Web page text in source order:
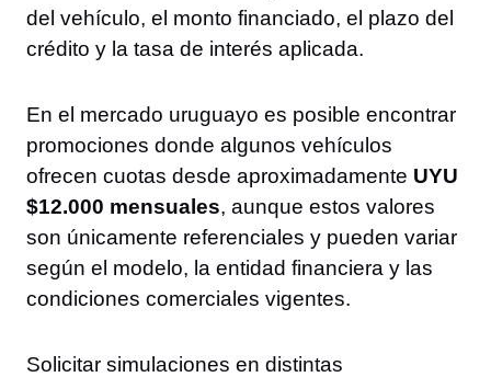
del vehículo, el monto financiado, el plazo del
crédito y la tasa de interés aplicada.
En el mercado uruguayo es posible encontrar
promociones donde algunos vehículos
ofrecen cuotas desde aproximadamente UYU
$12.000 mensuales, aunque estos valores
son únicamente referenciales y pueden variar
según el modelo, la entidad financiera y las
condiciones comerciales vigentes.
Solicitar simulaciones en distintas